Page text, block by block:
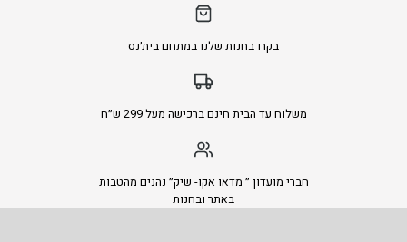
בקרו בחנות שלנו במתחם בית׳נס
משלוח עד הבית חינם ברכישה מעל 299 ש״ח
חברי מועדון ״ מדאו אקו- שיק״ נהנים מהטבות
באתר ובחנות